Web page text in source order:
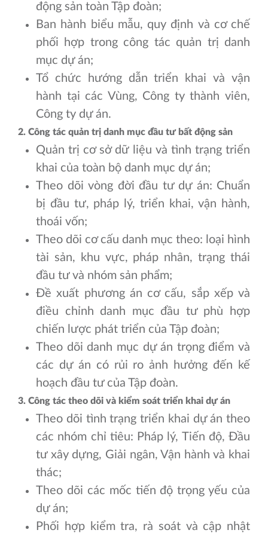
động sản toàn Tập đoàn;
Ban hành biểu mẫu, quy định và cơ chế
phối hợp trong công tác quản trị danh
mục dự án;
Tổ chức hướng dẫn triển khai và vận
hành tại các Vùng, Công ty thành viên,
Công ty dự án.
2. Công tác quản trị danh mục đầu tư bất động sản
Quản trị cơ sở dữ liệu và tình trạng triển
khai của toàn bộ danh mục dự án;
Theo dõi vòng đời đầu tư dự án: Chuẩn
bị đầu tư, pháp lý, triển khai, vận hành,
thoái vốn;
Theo dõi cơ cấu danh mục theo: loại hình
tài sản, khu vực, pháp nhân, trạng thái
đầu tư và nhóm sản phẩm;
Đề xuất phương án cơ cấu, sắp xếp và
điều chỉnh danh mục đầu tư phù hợp
chiến lược phát triển của Tập đoàn;
Theo dõi danh mục dự án trọng điểm và
các dự án có rủi ro ảnh hưởng đến kế
hoạch đầu tư của Tập đoàn.
3. Công tác theo dõi và kiểm soát triển khai dự án
Theo dõi tình trạng triển khai dự án theo
các nhóm chỉ tiêu: Pháp lý, Tiến độ, Đầu
tư xây dựng, Giải ngân, Vận hành và khai
thác;
Theo dõi các mốc tiến độ trọng yếu của
dự án;
Phối hợp kiểm tra, rà soát và cập nhật